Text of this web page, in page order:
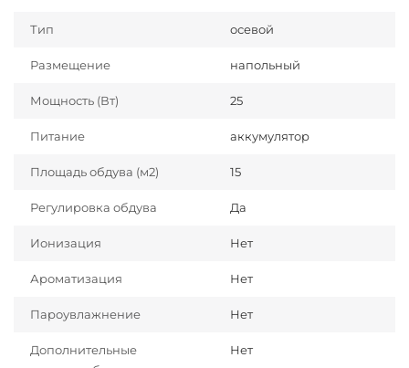
Тип осевой
Размещение напольный
Мощность (Вт) 25
Питание аккумулятор
Площадь обдува (м2) 15
Регулировка обдува Да
Ионизация Нет
Ароматизация Нет
Пароувлажнение Нет
Дополнительные
Нет